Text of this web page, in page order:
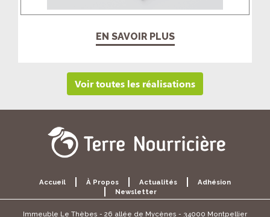
EN SAVOIR PLUS
Voir toutes les réalisations
Accueil À Propos Actualités
Adhésion
Newsletter
Immeuble Le Thèbes - 26 allée de Mycènes - 34000 Montpellier